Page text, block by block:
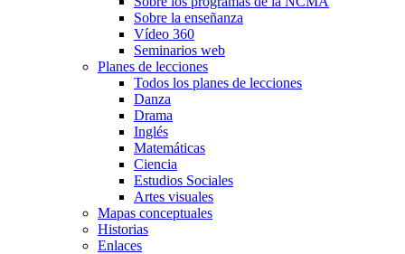
Sobre la enseñanza
Vídeo 360
Seminarios web
Planes de lecciones
Todos los planes de lecciones
Danza
Drama
Inglés
Matemáticas
Ciencia
Estudios Sociales
Artes visuales
Mapas conceptuales
Historias
Enlaces